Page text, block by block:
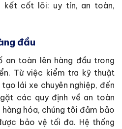
kết cốt lõi: uy tín, an toàn,
đầu
toàn lên hàng đầu trong
Từ việc kiểm tra kỹ thuật
lái xe chuyên nghiệp, đến
các quy định về an toàn
hóa, chúng tôi đảm bảo
bảo vệ tối đa. Hệ thống